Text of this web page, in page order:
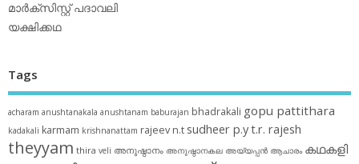
മാര്‍ക്‌സിസ്റ്റ് പദാവലി
യക്ഷിക്കഥ
Tags
acharam anushtanakala anushtanam baburajan bhadrakali gopu pattithara
kadakali karmam krishnanattam rajeev n.t sudheer p.yt.r. rajesh
theyyam thira veli അനുഷ്ഠാനം അനുഷ്ഠാനകല അയ്യപ്പന്‍ ആചാരം കഥകളി